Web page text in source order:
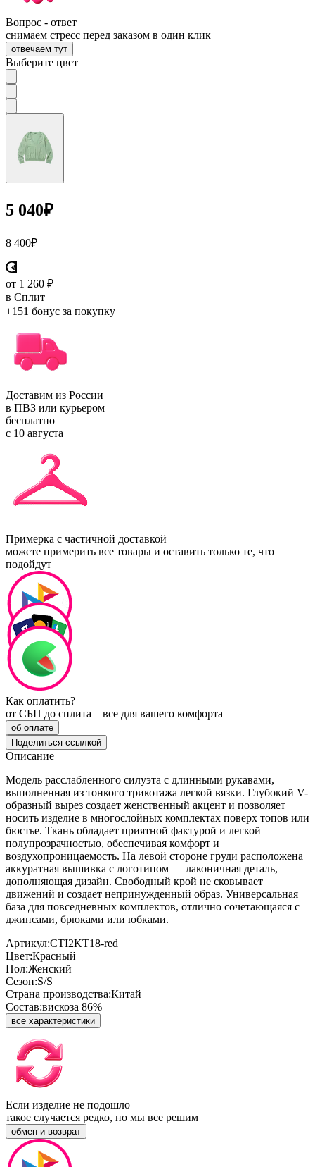
Вопрос - ответ
снимаем стресс перед заказом в один клик
отвечаем тут
Выберите цвет
5 040₽
8 400₽
от 1 260 ₽
в Сплит
+151 бонус за покупку
Доставим из России
в ПВЗ или курьером
бесплатно
с 10 августа
Примерка с частичной доставкой
можете примерить все товары и оставить только те, что
подойдут
Как оплатить?
от СБП до сплита – все для вашего комфорта
об оплате
Поделиться ссылкой
Описание
Модель расслабленного силуэта с длинными рукавами,
выполненная из тонкого трикотажа легкой вязки. Глубокий V-
образный вырез создает женственный акцент и позволяет
носить изделие в многослойных комплектах поверх топов или
бюстье. Ткань обладает приятной фактурой и легкой
полупрозрачностью, обеспечивая комфорт и
воздухопроницаемость. На левой стороне груди расположена
аккуратная вышивка с логотипом — лаконичная деталь,
дополняющая дизайн. Свободный крой не сковывает
движений и создает непринужденный образ. Универсальная
база для повседневных комплектов, отлично сочетающаяся с
джинсами, брюками или юбками.
Артикул:CTI2KT18-red
Цвет:Красный
Пол:Женский
Сезон:S/S
Страна производства:Китай
Состав:вискоза 86%
все характеристики
Если изделие не подошло
такое случается редко, но мы все решим
обмен и возврат